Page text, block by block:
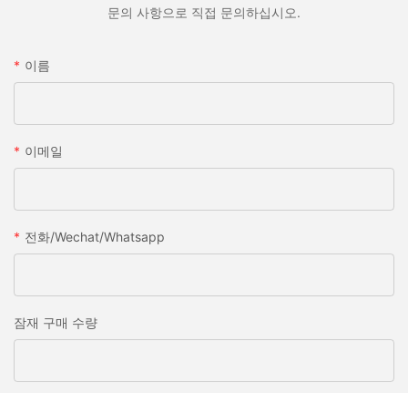
문의 사항으로 직접 문의하십시오.
이름
이메일
전화/wechat/whatsapp
잠재 구매 수량